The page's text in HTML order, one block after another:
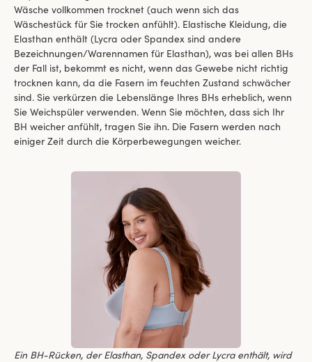
Wäsche vollkommen trocknet (auch wenn sich das
Wäschestück für Sie trocken anfühlt). Elastische Kleidung, die
Elasthan enthält (Lycra oder Spandex sind andere
Bezeichnungen/Warennamen für Elasthan), was bei allen BHs
der Fall ist, bekommt es nicht, wenn das Gewebe nicht richtig
trocknen kann, da die Fasern im feuchten Zustand schwächer
sind. Sie verkürzen die Lebenslänge Ihres BHs erheblich, wenn
Sie Weichspüler verwenden. Wenn Sie möchten, dass sich Ihr
BH weicher anfühlt, tragen Sie ihn. Die Fasern werden nach
einiger Zeit durch die Körperbewegungen weicher.
Ein BH-Rücken, der Elasthan, Spandex oder Lycra enthält, wird